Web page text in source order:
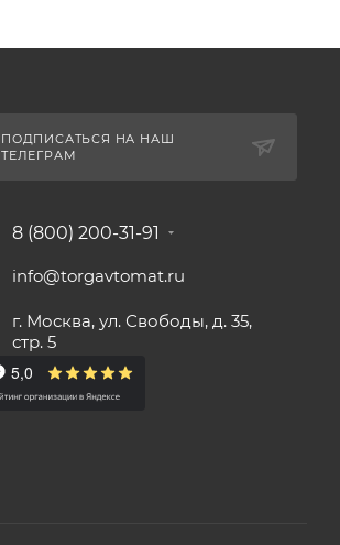
ПОДПИСАТЬСЯ НА НАШ
ТЕЛЕГРАМ
8 (800) 200-31-91
info@torgavtomat.ru
г. Москва, ул. Свободы, д. 35,
стр. 5